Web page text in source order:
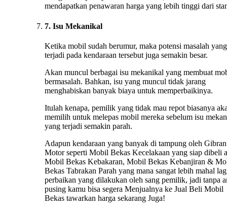
mendapatkan penawaran harga yang lebih tinggi dari
7. Isu Mekanikal
Ketika mobil sudah berumur, maka potensi masalah yang
terjadi pada kendaraan tersebut juga semakin besar.
Akan muncul berbagai isu mekanikal yang membuat
bermasalah. Bahkan, isu yang muncul tidak jarang
menghabiskan banyak biaya untuk memperbaikinya.
Itulah kenapa, pemilik yang tidak mau repot biasanya
memilih untuk melepas mobil mereka sebelum isu
yang terjadi semakin parah.
Adapun kendaraan yang banyak di tampung oleh Gibran
Motor seperti Mobil Bekas Kecelakaan yang siap dibeli
Mobil Bekas Kebakaran, Mobil Bekas Kebanjiran &
Bekas Tabrakan Parah yang mana sangat lebih mahal
perbaikan yang dilakukan oleh sang pemilik, jadi tanpa
pusing kamu bisa segera Menjualnya ke Jual Beli Mobil
Bekas tawarkan harga sekarang Juga!